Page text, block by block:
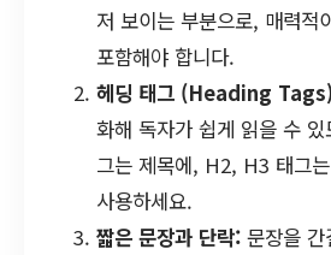
저 보이는 부분으로, 매력적
포함해야 합니다.
헤딩 태그 (Heading
화해 독자가 쉽게 읽을 수
그는 제목에, H2, H3 태그
사용하세요.
짧은 문장과 단락: 문장을